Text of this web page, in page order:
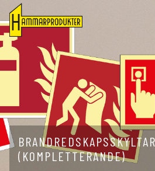
BRANDREDSKAPSSKYLTAR
(KOMPLETTERANDE)